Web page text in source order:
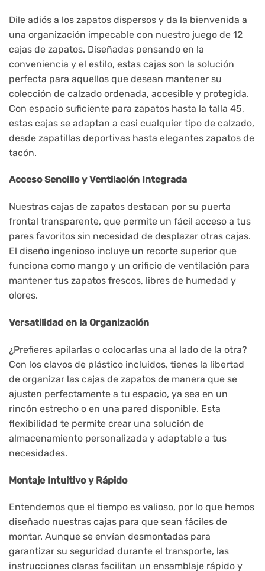
Dile adiós a los zapatos dispersos y da la bienvenida a
una organización impecable con nuestro juego de 12
cajas de zapatos. Diseñadas pensando en la
conveniencia y el estilo, estas cajas son la solución
perfecta para aquellos que desean mantener su
colección de calzado ordenada, accesible y protegida.
Con espacio suficiente para zapatos hasta la talla 45,
estas cajas se adaptan a casi cualquier tipo de calzado,
desde zapatillas deportivas hasta elegantes zapatos de
tacón.
Acceso Sencillo y Ventilación Integrada
Nuestras cajas de zapatos destacan por su puerta
frontal transparente, que permite un fácil acceso a tus
pares favoritos sin necesidad de desplazar otras cajas.
El diseño ingenioso incluye un recorte superior que
funciona como mango y un orificio de ventilación para
mantener tus zapatos frescos, libres de humedad y
olores.
Versatilidad en la Organización
¿Prefieres apilarlas o colocarlas una al lado de la otra?
Con los clavos de plástico incluidos, tienes la libertad
de organizar las cajas de zapatos de manera que se
ajusten perfectamente a tu espacio, ya sea en un
rincón estrecho o en una pared disponible. Esta
flexibilidad te permite crear una solución de
almacenamiento personalizada y adaptable a tus
necesidades.
Montaje Intuitivo y Rápido
Entendemos que el tiempo es valioso, por lo que hemos
diseñado nuestras cajas para que sean fáciles de
montar. Aunque se envían desmontadas para
garantizar su seguridad durante el transporte, las
instrucciones claras facilitan un ensamblaje rápido y